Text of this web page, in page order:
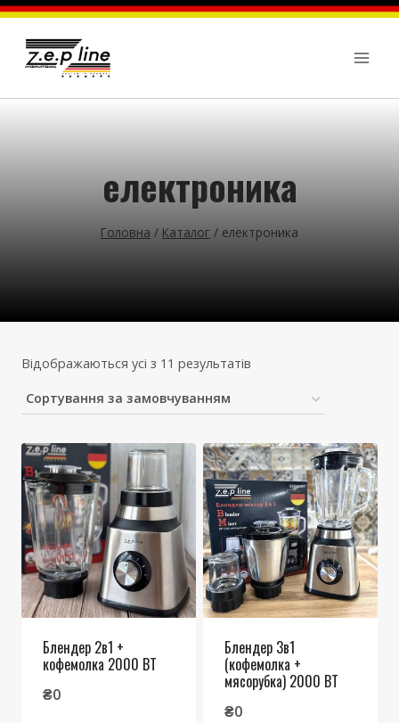
Перейти
вмісту
електроника
Головна / Каталог / електроника
Відображаються усі з 11 результатів
Блендер 2в1 +
кофемолка 2000 ВТ
₴0
Блендер 3в1
(кофемолка +
мясорубка) 2000 ВТ
₴0